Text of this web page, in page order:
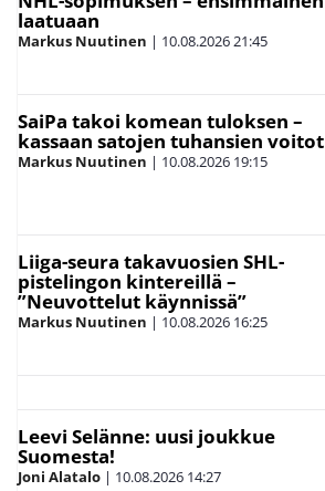
laatuaan
Markus Nuutinen | 10.08.202621:45
SaiPa takoi komean tuloksen –
kassaan satojen tuhansien voitot
Markus Nuutinen | 10.08.2026 19:15
Liiga-seura takavuosien SHL-
pistelingon kintereillä –
”Neuvottelut käynnissä”
Markus Nuutinen | 10.08.2026 16:25
Leevi Selänne: uusi joukkue
Suomesta!
Joni Alatalo | 10.08.2026 14:27